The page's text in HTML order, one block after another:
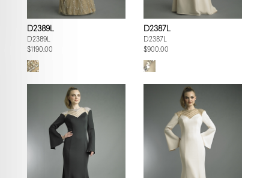
D2389L
D2389L
$1190.00
D2387L
D2387L
$900.00